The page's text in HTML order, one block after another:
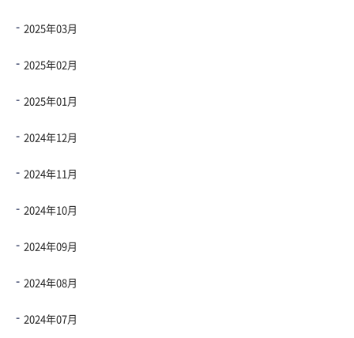
2025年03月
2025年02月
2025年01月
2024年12月
2024年11月
2024年10月
2024年09月
2024年08月
2024年07月